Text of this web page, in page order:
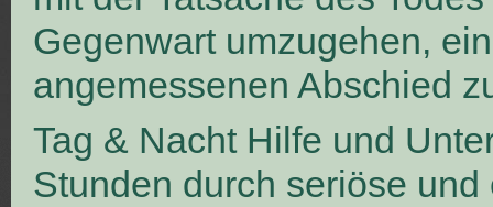
Gegenwart umzugehen,
angemessenen Abschied
Tag & Nacht Hilfe und
Stunden durch seriöse